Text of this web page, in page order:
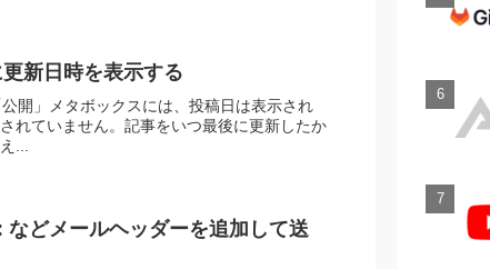
新日時を表示する
開」メタボックスには、投稿日は表示され
れていません。記事をいつ最後に更新したか
...
どメールヘッダーを追加して送